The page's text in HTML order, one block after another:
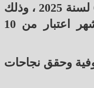
أصدر الدكتور أحمد مصطفى رئيس الهيئة العامة للتأمين الصحي قرار إداريا يحمل رقم 655 لسنة 2025 ، وذلك
بتكليف الدكتور السيد عبدالسلام مديرا لفرع التأمين الصحي بكفرالشيخ لمدة ثلاثة أشهر اعتبار من 10
وحقق نجاحات